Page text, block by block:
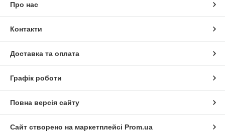
Про нас
Контакти
Доставка та оплата
Графік роботи
Повна версія сайту
Сайт створено на маркетплейсі Prom.ua